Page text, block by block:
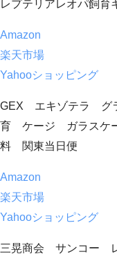
レプテリアレオパ飼
Amazon
楽天市場
Yahooショッピング
GEX エキゾテラ グ
育 ケージ ガラスケ
料 関東当日便
Amazon
楽天市場
Yahooショッピング
三晃商会 サンコー